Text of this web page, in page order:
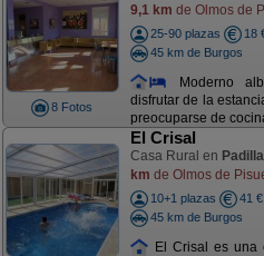
8 Fotos
9,1 km de Olmos de
25-90 plazas
18
45 km de Burgos
Moderno
disfrutar de la
preocuparse de
El Crisal
Casa Rural en
km de Olmos de
10+1 plazas
41 €
45 km de Burgos
El Crisal es una